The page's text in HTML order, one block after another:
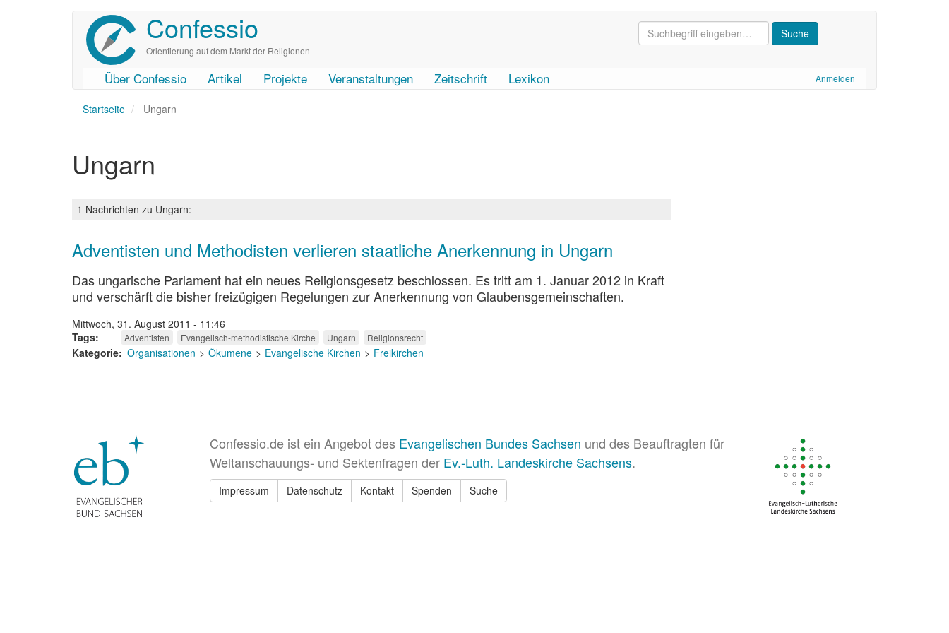
Confessio
Orientierung auf dem Markt der Religionen
User
account
Anmelden
Main
navigation
Über Confessio Artikel Projekte Veranstaltungen Zeitschrift Lexikon
Startseite Ungarn
Ungarn
1 Nachrichten zu Ungarn:
Adventisten und Methodisten verlieren staatliche Anerkennung in Ungarn
Das ungarische Parlament hat ein neues Religionsgesetz beschlossen. Es tritt am 1. Januar 2012 in Kraft
und verschärft die bisher freizügigen Regelungen zur Anerkennung von Glaubensgemeinschaften.
Mittwoch, 31. August 2011 - 11:46
Tags
Adventisten Evangelisch-methodistische Kirche Ungarn Religionsrecht
Kategorie Organisationen Ökumene Evangelische Kirchen Freikirchen
Confessio.de ist ein Angebot des Evangelischen Bundes Sachsen und des Beauftragten für
Weltanschauungs- und Sektenfragen der Ev.-Luth. Landeskirche Sachsens.
Impressum Datenschutz Kontakt Spenden Suche